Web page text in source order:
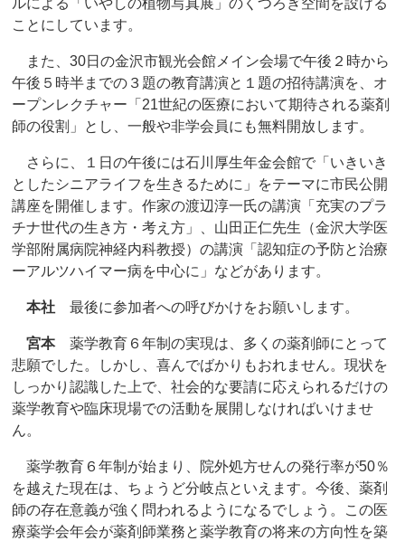
ルによる「いやしの植物写真展」のくつろぎ空間を設ける
ことにしています。
また、30日の金沢市観光会館メイン会場で午後２時から
午後５時半までの３題の教育講演と１題の招待講演を、オ
ープンレクチャー「21世紀の医療において期待される薬剤
師の役割」とし、一般や非学会員にも無料開放します。
さらに、１日の午後には石川厚生年金会館で「いきいき
としたシニアライフを生きるために」をテーマに市民公開
講座を開催します。作家の渡辺淳一氏の講演「充実のプラ
チナ世代の生き方・考え方」、山田正仁先生（金沢大学医
学部附属病院神経内科教授）の講演「認知症の予防と治療
ーアルツハイマー病を中心に」などがあります。
本社 最後に参加者への呼びかけをお願いします。
宮本薬学教育６年制の実現は、多くの薬剤師にとって
悲願でした。しかし、喜んでばかりもおれません。現状を
しっかり認識した上で、社会的な要請に応えられるだけの
薬学教育や臨床現場での活動を展開しなければいけませ
ん。
薬学教育６年制が始まり、院外処方せんの発行率が50％
を越えた現在は、ちょうど分岐点といえます。今後、薬剤
師の存在意義が強く問われるようになるでしょう。この医
療薬学会年会が薬剤師業務と薬学教育の将来の方向性を築